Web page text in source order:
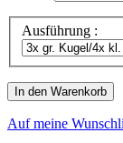
Ausführung :
In den Warenkorb
Auf meine